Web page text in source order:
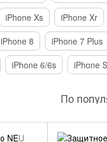
iPhone Xs iPhone Xr
iPhone 8 iPhone 7 Plus
iPhone 6/6s iPhone
По